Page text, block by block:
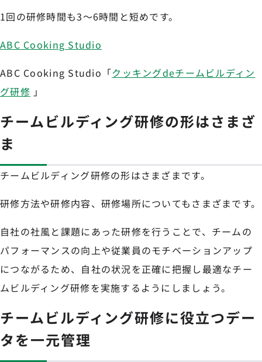
1回の研修時間も3〜6時間と短めです。
ABC Cooking Studio
ABC Cooking Studio「クッキングdeチームビルディン
グ研修 」
チームビルディング研修の形はさまざ
ま
チームビルディング研修の形はさまざまです。
研修方法や研修内容、研修場所についてもさまざまです。
自社の社風と課題にあった研修を行うことで、チームの
パフォーマンスの向上や従業員のモチベーションアップ
につながるため、自社の状況を正確に把握し最適なチー
ムビルディング研修を実施するようにしましょう。
チームビルディング研修に役立つデー
タを一元管理